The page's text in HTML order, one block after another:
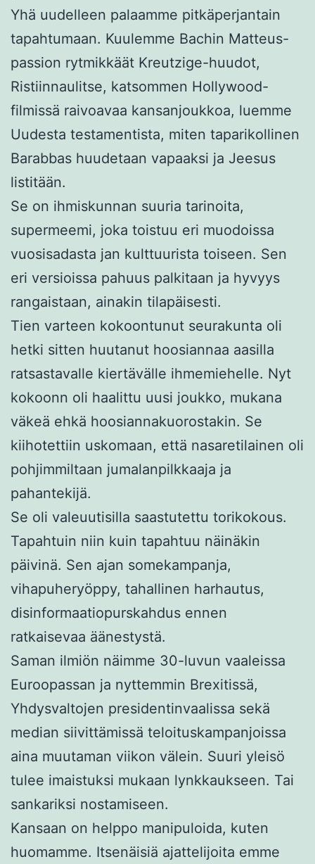
Yhä uudelleen palaamme pitkäperjantain
tapahtumaan. Kuulemme Bachin Matteus-
passion rytmikkäät Kreutzige-huudot,
Ristiinnaulitse, katsommen Hollywood-
filmissä raivoavaa kansanjoukkoa, luemme
Uudesta testamentista, miten taparikollinen
Barabbas huudetaan vapaaksi ja Jeesus
listitään.
Se on ihmiskunnan suuria tarinoita,
supermeemi, joka toistuu eri muodoissa
vuosisadasta jan kulttuurista toiseen. Sen
eri versioissa pahuus palkitaan ja hyvyys
rangaistaan, ainakin tilapäisesti.
Tien varteen kokoontunut seurakunta oli
hetki sitten huutanut hoosiannaa aasilla
ratsastavalle kiertävälle ihmemiehelle. Nyt
kokoonn oli haalittu uusi joukko, mukana
väkeä ehkä hoosiannakuorostakin. Se
kiihotettiin uskomaan, että nasaretilainen oli
pohjimmiltaan jumalanpilkkaaja ja
pahantekijä.
Se oli valeuutisilla saastutettu torikokous.
Tapahtuin niin kuin tapahtuu näinäkin
päivinä. Sen ajan somekampanja,
vihapuheryöppy, tahallinen harhautus,
disinformaatiopurskahdus ennen
ratkaisevaa äänestystä.
Saman ilmiön näimme 30-luvun vaaleissa
Euroopassan ja nyttemmin Brexitissä,
Yhdysvaltojen presidentinvaalissa sekä
median siivittämissä teloituskampanjoissa
aina muutaman viikon välein. Suuri yleisö
tulee imaistuksi mukaan lynkkaukseen. Tai
sankariksi nostamiseen.
Kansaan on helppo manipuloida, kuten
huomamme. Itsenäisiä ajattelijoita emme